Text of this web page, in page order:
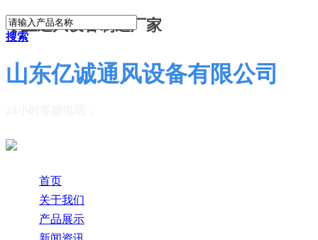
专业通风设备制造厂家
山东亿诚通风设备有限公司
搜索
首页
关于我们
产品展示